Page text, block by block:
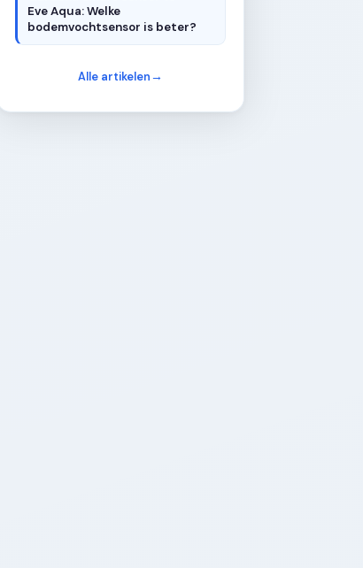
Eve Aqua: Welke
bodemvochtsensor is beter?
Alle artikelen